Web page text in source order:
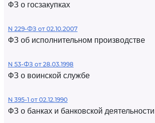
ФЗ о госзакупках
N 229-ФЗ от 02.10.2007
ФЗ об исполнительном производстве
N 53-ФЗ от 28.03.1998
ФЗ о воинской службе
N 395-1 от 02.12.1990
ФЗ о банках и банковской деятельности